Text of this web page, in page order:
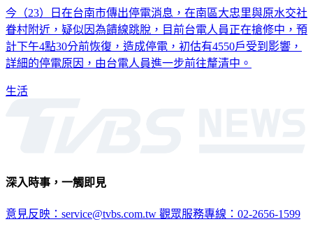
今（23）日在台南市傳出停電消息，在南區大忠里與原水交社
眷村附近，疑似因為饋線跳脫，目前台電人員正在搶修中，預
計下午4點30分前恢復，造成停電，初估有4550戶受到影響，
詳細的停電原因，由台電人員進一步前往釐清中。
生活
深入時事，一觸即見
意見反映：service@tvbs.com.tw 觀眾服務專線：02-2656-1599